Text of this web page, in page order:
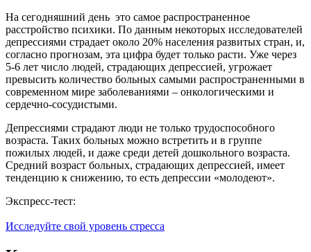
На сегодняшний день это самое распространенное
расстройство психики. По данным некоторых исследователей
депрессиями страдает около 20% населения развитых стран, и,
согласно прогнозам, эта цифра будет только расти. Уже через
5-6 лет число людей, страдающих депрессией, угрожает
превысить количество больных самыми распространенными в
современном мире заболеваниями – онкологическими и
сердечно-сосудистыми.
Депрессиями страдают люди не только трудоспособного
возраста. Таких больных можно встретить и в группе
пожилых людей, и даже среди детей дошкольного возраста.
Средний возраст больных, страдающих депрессией, имеет
тенденцию к снижению, то есть депрессии «молодеют».
Экспресс-тест:
Исследуйте свой уровень стресса